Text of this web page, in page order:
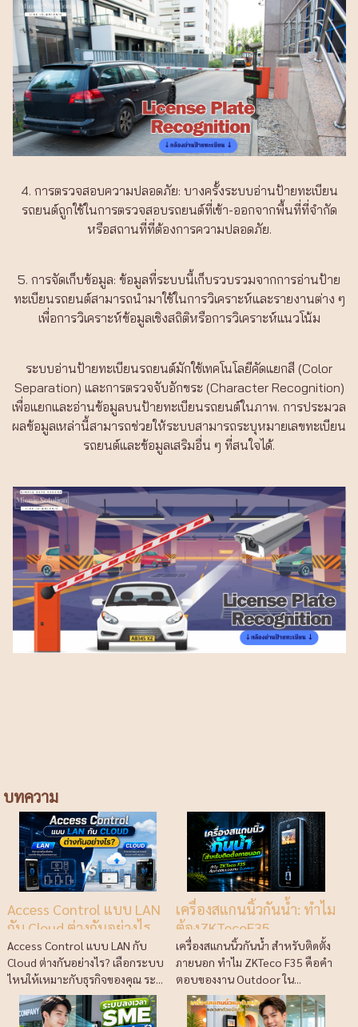
4. การตรวจสอบความปลอดภัย: บางครั้งระบบอ่านป้ายทะเบียน
รถยนต์ถูกใช้ในการตรวจสอบรถยนต์ที่เข้า-ออกจากพื้นที่ที่จำกัด
หรือสถานที่ที่ต้องการความปลอดภัย.
5. การจัดเก็บข้อมูล: ข้อมูลที่ระบบนี้เก็บรวบรวมจากการอ่านป้าย
ทะเบียนรถยนต์สามารถนำมาใช้ในการวิเคราะห์และรายงานต่าง ๆ
เพื่อการวิเคราะห์ข้อมูลเชิงสถิติหรือการวิเคราะห์แนวโน้ม
ระบบอ่านป้ายทะเบียนรถยนต์มักใช้เทคโนโลยีคัดแยกสี (Color
Separation) และการตรวจจับอักขระ (Character Recognition)
เพื่อแยกและอ่านข้อมูลบนป้ายทะเบียนรถยนต์ในภาพ. การประมวล
ผลข้อมูลเหล่านี้สามารถช่วยให้ระบบสามารถระบุหมายเลขทะเบียน
รถยนต์และข้อมูลเสริมอื่น ๆ ที่สนใจได้.
บทความ
Access Control แบบ LAN
กับ Cloud ต่างกันอย่างไร
Access Control แบบ LAN กับ
Cloud ต่างกันอย่างไร? เลือกระบบ
ไหนให้เหมาะกับธุรกิจของคุณ ระ...
เครื่องสแกนนิ้วกันน้ำ: ทำไม
ต้องZKTecoF35
เครื่องสแกนนิ้วกันน้ำ สำหรับติดตั้ง
ภายนอก ทำไม ZKTeco F35 คือคำ
ตอบของงาน Outdoor ใน...